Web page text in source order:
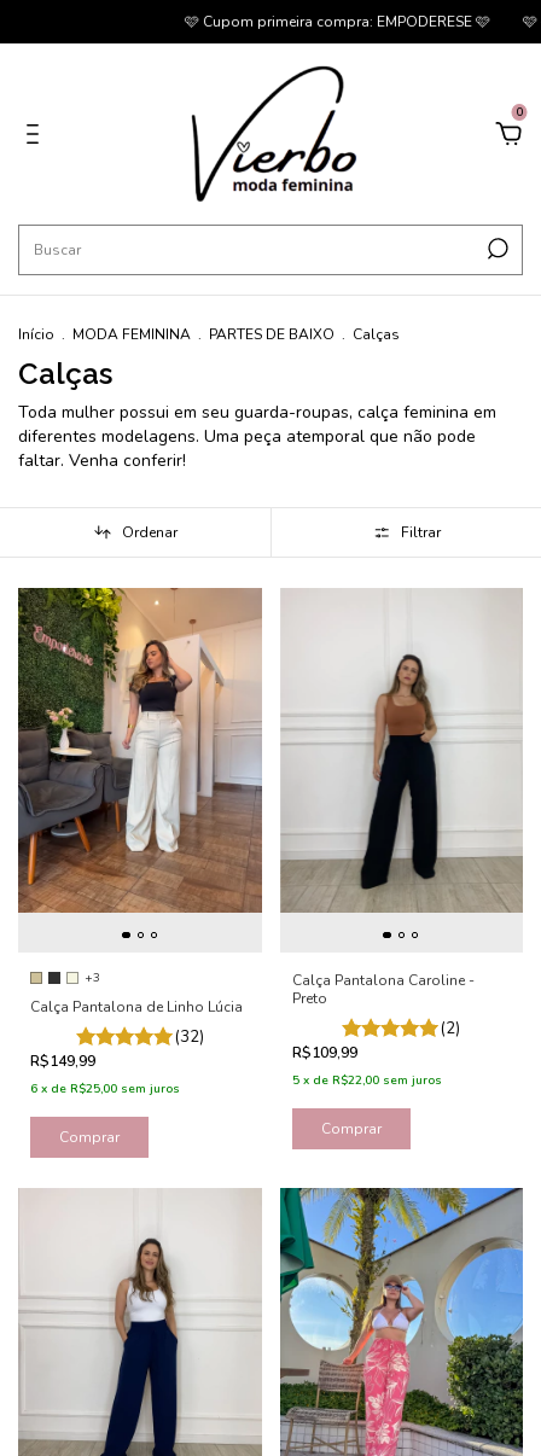
0
🩷 Cupom primeira compra: EMPODERESE 🩷 🩷 + 5%
Início . MODA FEMININA . PARTES DE BAIXO . Calças
Calças
Toda mulher possui em seu guarda-roupas, calça feminina em
diferentes modelagens. Uma peça atemporal que não pode
faltar. Venha conferir!
Ordenar Filtrar
+3
Calça Pantalona de Linho Lúcia
(32)
R$149,99
6 x de R$25,00 sem juros
Comprar
Calça Pantalona Caroline -
Preto
(2)
R$109,99
5 x de R$22,00 sem juros
Comprar